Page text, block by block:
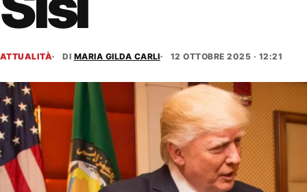
ATTUALITÀ DI MARIA GILDA CARLI 12 OTTOBRE 2025 · 12:21